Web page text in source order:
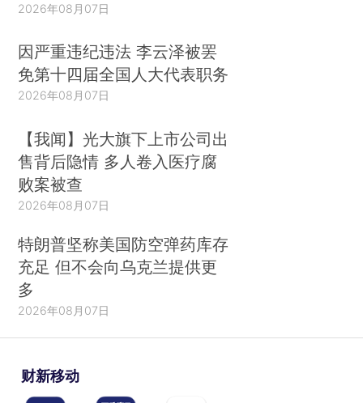
2026年08月07日
因严重违纪违法 李云泽被罢
免第十四届全国人大代表职务
2026年08月07日
【我闻】光大旗下上市公司出
售背后隐情 多人卷入医疗腐
败案被查
2026年08月07日
特朗普坚称美国防空弹药库存
充足 但不会向乌克兰提供更
多
2026年08月07日
财新移动